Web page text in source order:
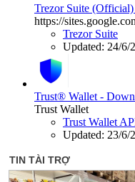
Trezor Suite
https://
Trezor Suite
Updated: 24/6/
Trust® Wallet -
Trust Wallet
Trust Wallet
Updated: 23/6/